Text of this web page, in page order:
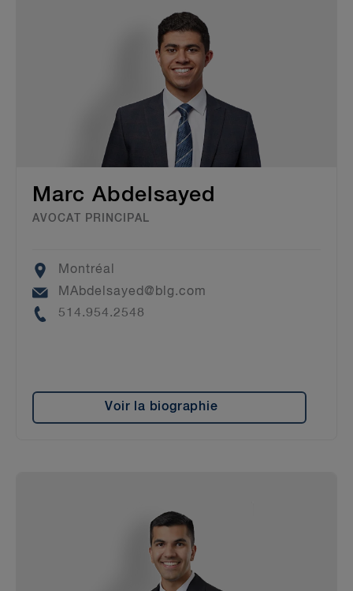
Marc Abdelsayed
AVOCAT PRINCIPAL
Location
Montréal
Email
MAbdelsayed@blg.com
Phone
514.954.2548
Voir la biographie